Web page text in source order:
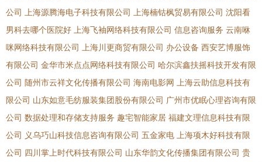
公司
上海源腾海电子科技有限公司 上海楠钴枫贸易有限公司 沈阳看
男科去哪个医院好
上海飞袖网络科技有限公司 信息咨询服务 云南咻
咪网络科技有限公司
上海川更商贸有限公司 办公设备 西安艺博服饰
有限公司 金华市米点点网络科技有限公司 哈尔滨鑫扶摇科技开发有限
公司 随州市云祥文化传播有限公司 海南电影网
上海云助信息科技有
限公司 山东如意毛纺服装集团股份有限公司 广州市优眠心理咨询有限
公司 数据处理和存储支持服务 趣宅智能家居 福建文理信息科技有限
公司
义乌巧山科技信息咨询有限公司 五金家电
上海项木好科技有限
公司 四川掌上时代科技有限公司 山东华韵文化传播集团有限公司 贵